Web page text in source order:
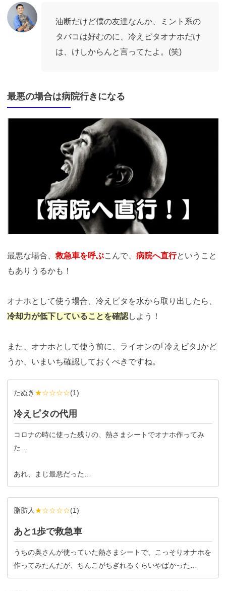
油断だけど僕の友達なんか、ミント系の
タバコは好むのに、冷えピタオナホだけ
は、けしからんと言ってたよ。(笑)
最悪の場合は病院行きになる
最悪な場合、救急車を呼ぶこんで、 病院へ直行ということ
もありうるかも！
オナホとして使う場合、冷えピタを水から取り出したら、
冷却力が低下していることを確認しよう！
また、オナホとして使う前に、ライオンの｢冷えピタ｣かど
うか、いまいち確認しておくべきですね。
たぬき ★☆☆☆☆(1)
冷えピタの代用
コロナの時に使った残りの、熱さまシートでオナホ作ってみ
た…
あれ、まじ最悪だった…
脂肪人 ★☆☆☆☆(1)
あと1歩で救急車
うちの奥さんが使っていた熱さまシートで、こっそりオナホを
作ってみたんだが、ちんこがちぎれるくらいやばかった…